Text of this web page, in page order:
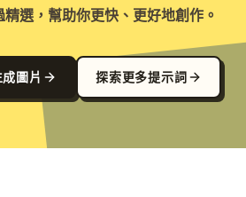
選，幫助你更快、更好地創作。
圖片 探索更多提示詞